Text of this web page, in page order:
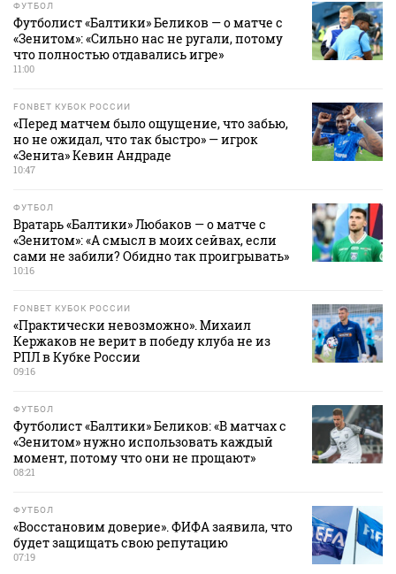
ФУТБОЛ
Футболист «Балтики» Беликов — о матче с
«Зенитом»: «Сильно нас не ругали, потому
что полностью отдавались игре»
11:00
FONBET КУБОК РОССИИ
«Перед матчем было ощущение, что забью,
но не ожидал, что так быстро» — игрок
«Зенита» Кевин Андраде
10:47
ФУТБОЛ
Вратарь «Балтики» Любаков — о матче с
«Зенитом»: «А смысл в моих сейвах, если
сами не забили? Обидно так проигрывать»
10:16
FONBET КУБОК РОССИИ
«Практически невозможно». Михаил
Кержаков не верит в победу клуба не из
РПЛ в Кубке России
09:16
ФУТБОЛ
Футболист «Балтики» Беликов: «В матчах с
«Зенитом» нужно использовать каждый
момент, потому что они не прощают»
08:21
ФУТБОЛ
«Восстановим доверие». ФИФА заявила, что
будет защищать свою репутацию
07:19